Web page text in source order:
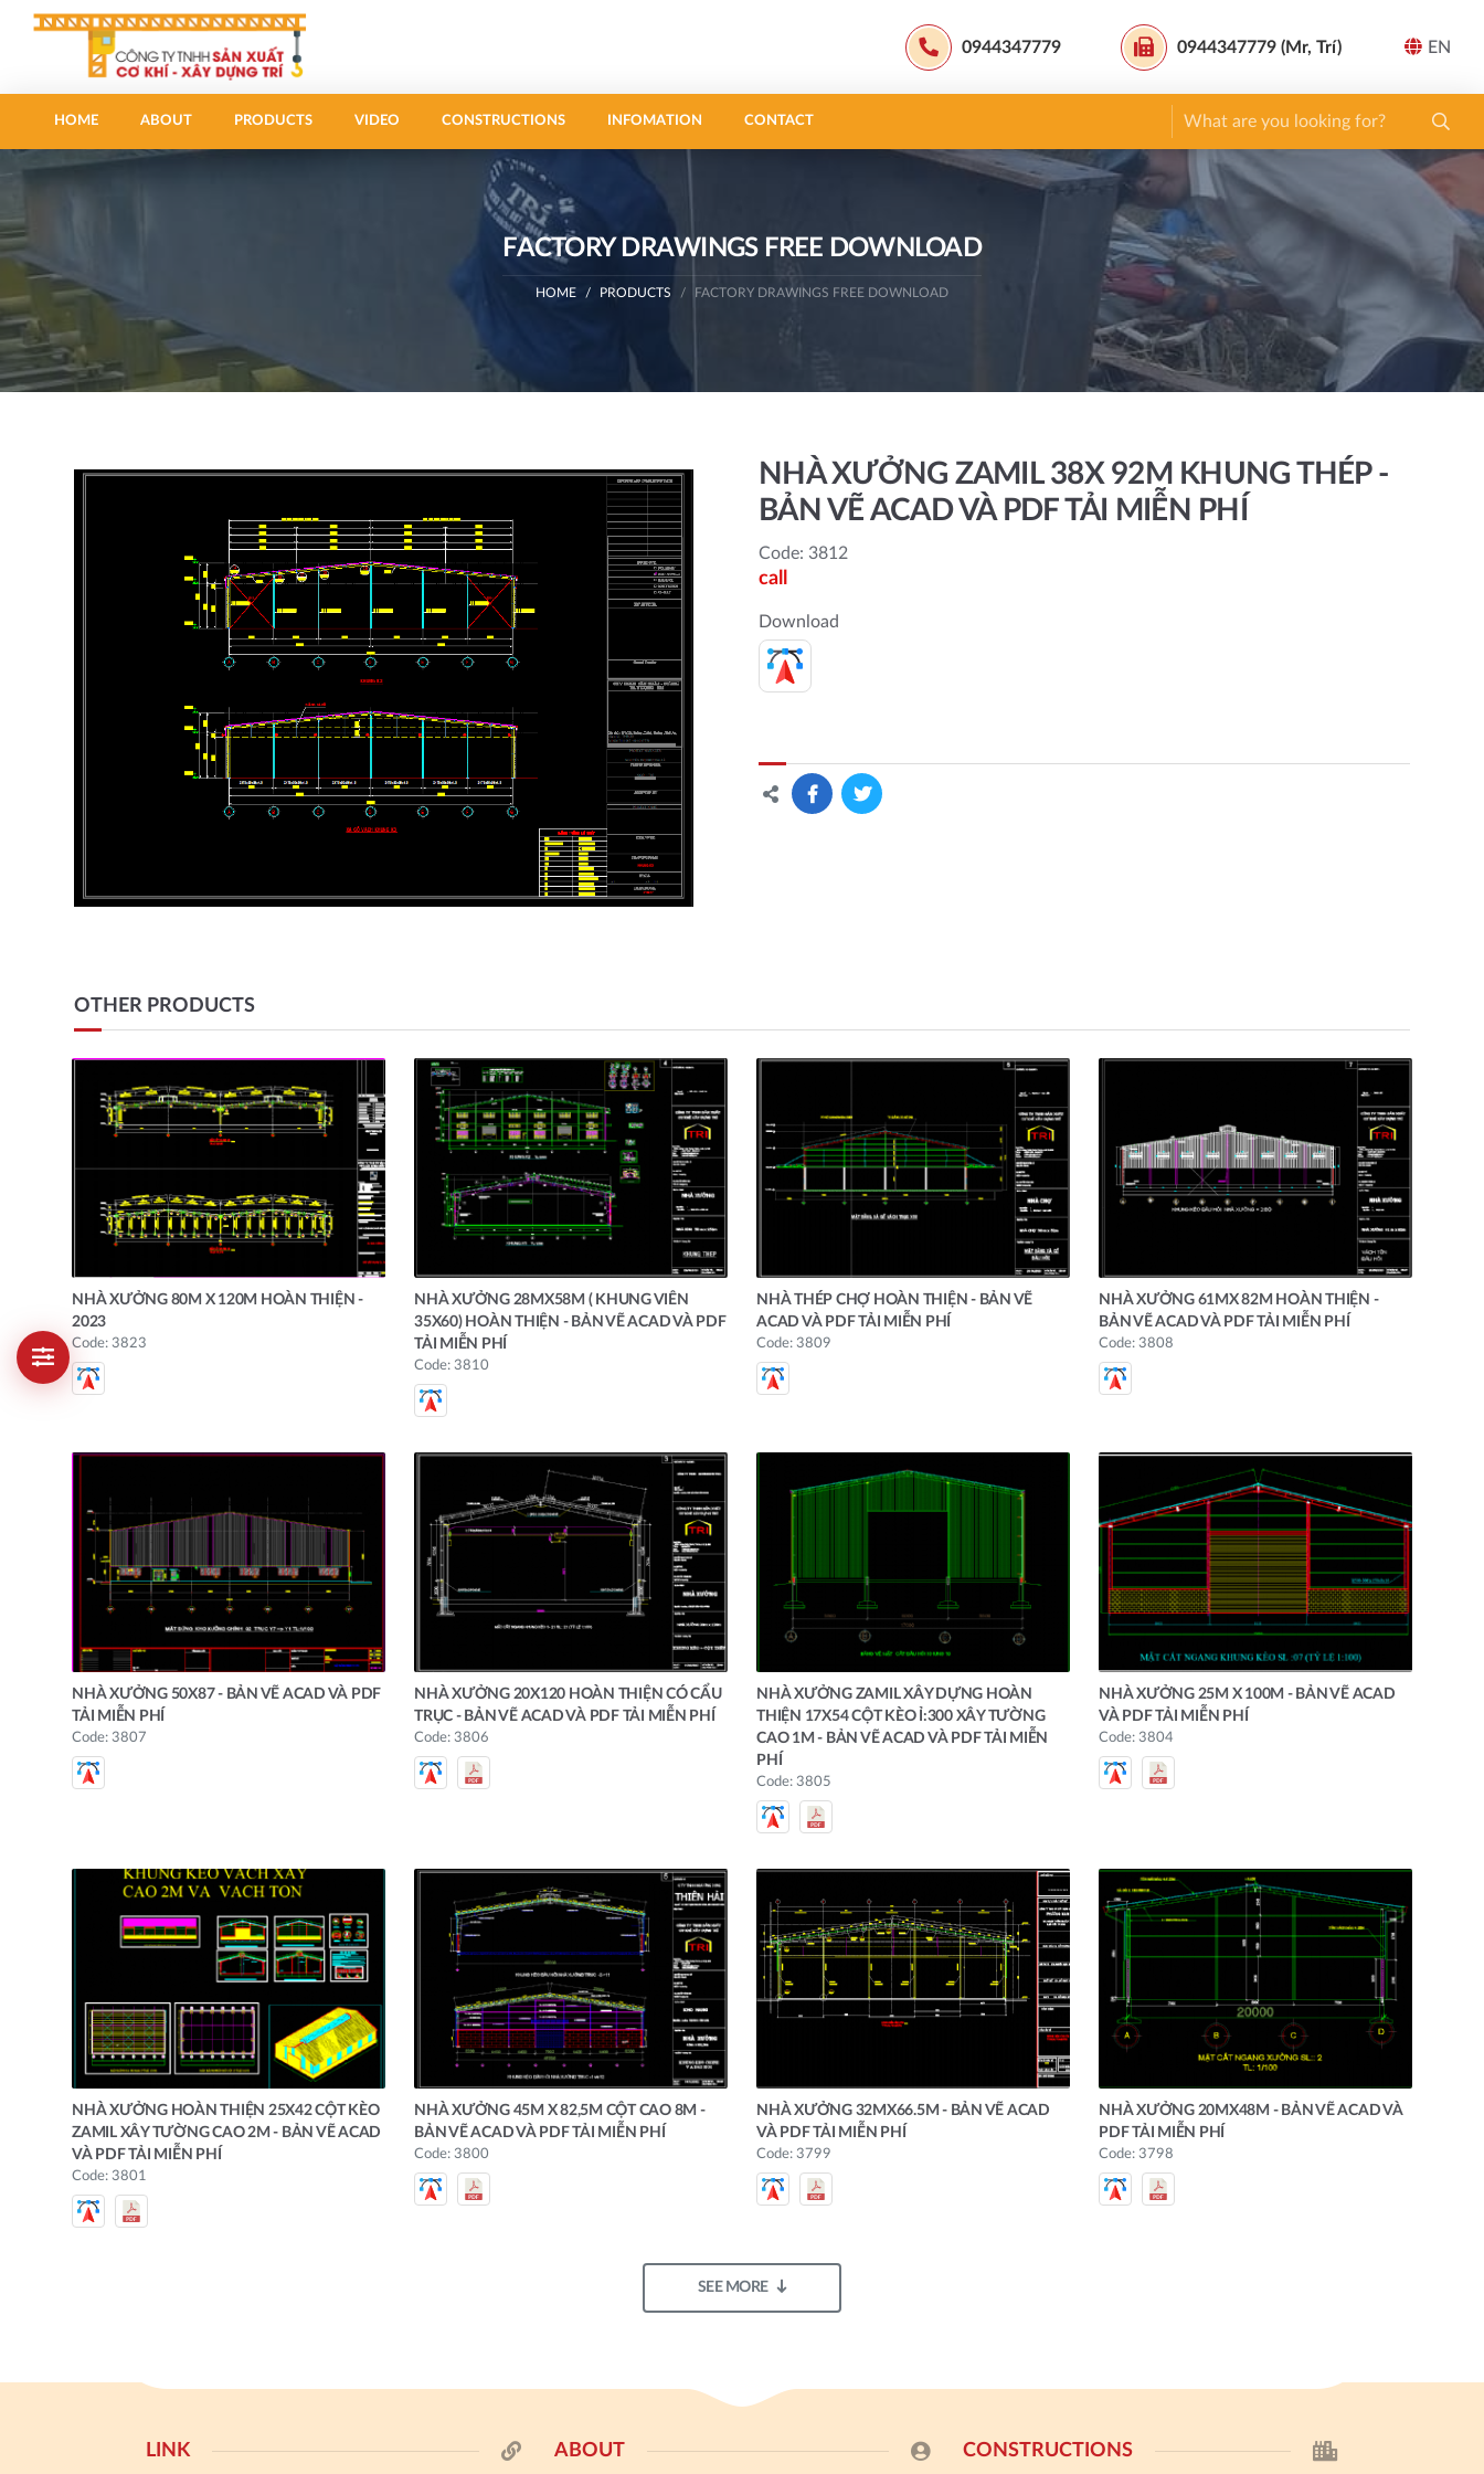
0944347779 0944347779 (Mr, Trí) EN
HOME ABOUT PRODUCTS VIDEO CONSTRUCTIONS INFOMATION CONTACT
FACTORY DRAWINGS FREE DOWNLOAD
HOME PRODUCTS FACTORY DRAWINGS FREE DOWNLOAD
NHÀ XƯỞNG ZAMIL 38X 92M KHUNG THÉP -
BẢN VẼ ACAD VÀ PDF TẢI MIỄN PHÍ
Code: 3812
call
Download
OTHER PRODUCTS
NHÀ XƯỞNG 80M X 120M HOÀN THIỆN -
2023
Code: 3823
NHÀ XƯỞNG 28MX58M ( KHUNG VIÊN
35X60) HOÀN THIỆN - BẢN VẼ ACAD VÀ PDF
TẢI MIỄN PHÍ
Code: 3810
NHÀ THÉP CHỢ HOÀN THIỆN - BẢN VẼ
ACAD VÀ PDF TẢI MIỄN PHÍ
Code: 3809
NHÀ XƯỞNG 61MX 82M HOÀN THIỆN -
BẢN VẼ ACAD VÀ PDF TẢI MIỄN PHÍ
Code: 3808
NHÀ XƯỞNG 50X87 - BẢN VẼ ACAD VÀ PDF
TẢI MIỄN PHÍ
Code: 3807
NHÀ XƯỞNG 20X120 HOÀN THIỆN CÓ CẨU
TRỤC - BẢN VẼ ACAD VÀ PDF TẢI MIỄN PHÍ
Code: 3806
NHÀ XƯỞNG ZAMIL XÂY DỰNG HOÀN
THIỆN 17X54 CỘT KÈO Ỉ:300 XÂY TƯỜNG
CAO 1M - BẢN VẼ ACAD VÀ PDF TẢI MIỄN
PHÍ
Code: 3805
NHÀ XƯỞNG 25M X 100M - BẢN VẼ ACAD
VÀ PDF TẢI MIỄN PHÍ
Code: 3804
NHÀ XƯỞNG HOÀN THIỆN 25X42 CỘT KÈO
ZAMIL XÂY TƯỜNG CAO 2M - BẢN VẼ ACAD
VÀ PDF TẢI MIỄN PHÍ
Code: 3801
NHÀ XƯỞNG 45M X 82,5M CỘT CAO 8M -
BẢN VẼ ACAD VÀ PDF TẢI MIỄN PHÍ
Code: 3800
NHÀ XƯỞNG 32MX66.5M - BẢN VẼ ACAD
VÀ PDF TẢI MIỄN PHÍ
Code: 3799
NHÀ XƯỞNG 20MX48M - BẢN VẼ ACAD VÀ
PDF TẢI MIỄN PHÍ
Code: 3798
SEE MORE
LINK ABOUT CONSTRUCTIONS